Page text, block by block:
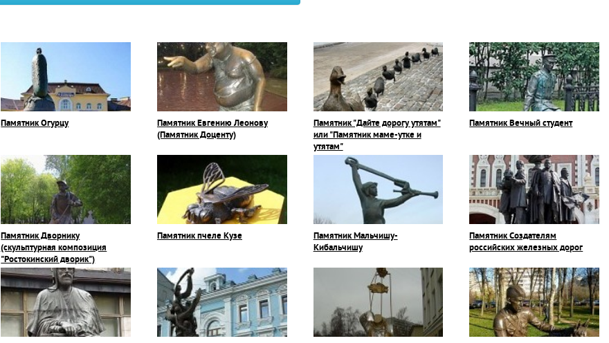
Памятник Огурцу
Памятник Евгению Леонову
(Памятник Доценту)
Памятник "Дайте дорогу утятам"
или "Памятник маме-утке и
утятам"
Памятник Вечный студент
Памятник Дворнику
(скульптурная композиция
"Ростокинский дворик")
Памятник пчеле Кузе
Памятник Мальчишу-
Кибальчишу
Памятник Создателям
российских железных дорог